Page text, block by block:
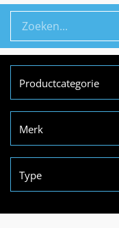
Productcategorie
Merk
Type